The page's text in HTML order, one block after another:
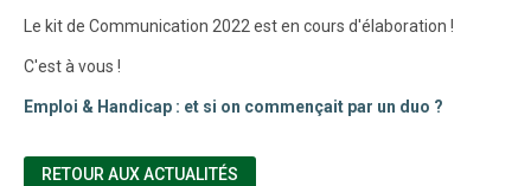
Le kit de Communication 2022 est en cours d'élaboration !
C'est à vous !
Emploi & Handicap : et si on commençait par un duo ?
RETOUR AUX ACTUALITÉS